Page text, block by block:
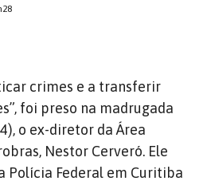
crimes e a transferir
foi preso na madrugada
o ex-diretor da Área
Nestor Cerveró. Ele
Polícia Federal em Curitiba